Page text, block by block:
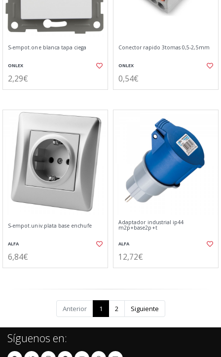
S-empot.one blanca tapa ciega
ONLEX
2,29€
Conector rapido 3tomas 0,5-2,5mm
ONLEX
0,54€
S-empot.univ.plata base enchufe
ALFA
6,84€
Adaptador industrial ip44
m2p+base2p+t
ALFA
12,72€
Anterior 1 2 Siguiente
Síguenos en: